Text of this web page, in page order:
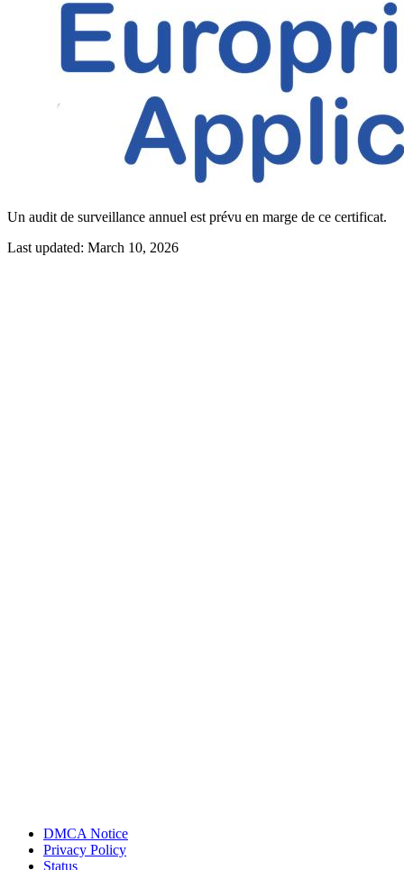
Un audit de surveillance annuel est prévu en marge de ce certificat.
Last updated: March 10, 2026
DMCA Notice
Privacy Policy
Status